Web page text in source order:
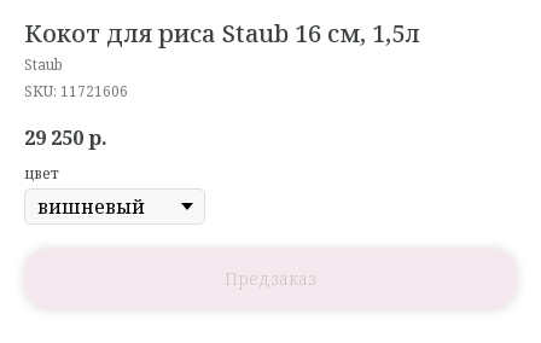
Кокот для риса Staub 16 см, 1,5л
Staub
SKU: 11721606
29 250р.
цвет